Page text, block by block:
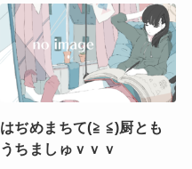
はぢめまちて(≧ ≦)厨とも
うちましゅｖｖｖ